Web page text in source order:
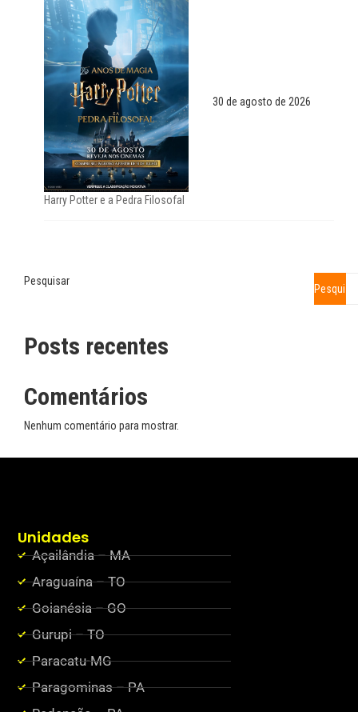
Harry Potter e a Pedra Filosofal
30 de agosto de 2026
Pesquisar
Posts recentes
Comentários
Nenhum comentário para mostrar.
Unidades
Açailândia – MA
Araguaína – TO
Goianésia – GO
Gurupi – TO
Paracatu-MG
Paragominas – PA